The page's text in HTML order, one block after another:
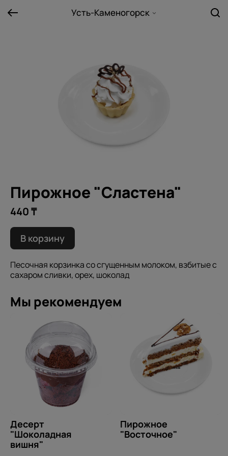
Усть-Каменогорск
Пирожное "Сластена"
440 ₸
В корзину
Песочная корзинка со сгущенным молоком, взбитые с
сахаром сливки, орех, шоколад
Мы рекомендуем
Десерт
"Шоколадная
вишня"
Пирожное
"Восточное"